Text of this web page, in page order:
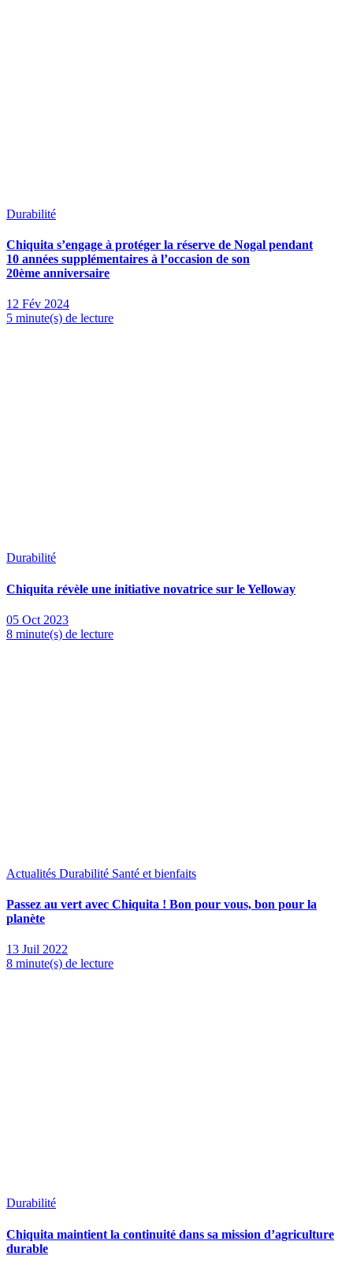
Durabilité
Chiquita s’engage à protéger la réserve de Nogal pendant
10 années supplémentaires à l’occasion de son
20ème anniversaire
12 Fév 2024
5 minute(s) de lecture
Durabilité
Chiquita révèle une initiative novatrice sur le Yelloway
05 Oct 2023
8 minute(s) de lecture
Actualités Durabilité Santé et bienfaits
Passez au vert avec Chiquita ! Bon pour vous, bon pour la
planète
13 Juil 2022
8 minute(s) de lecture
Durabilité
Chiquita maintient la continuité dans sa mission d’agriculture
durable